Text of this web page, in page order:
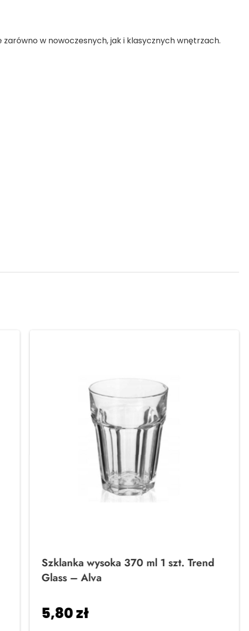
w nowoczesnych, jak i klasycznych wnętrzach.
Szklanka wysoka 370 ml 1 szt. Trend
Glass – Alva
5,80zł